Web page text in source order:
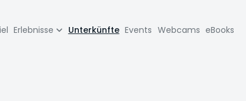
Erlebnisse Unterkünfte Events Webcams eBooks